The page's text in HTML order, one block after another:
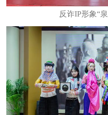
反诈IP形象“